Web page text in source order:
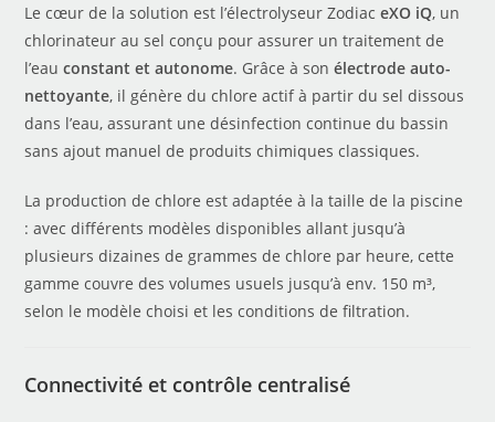
Le cœur de la solution est l’électrolyseur ZodiaceXO iQ, un
chlorinateur au sel conçu pour assurer un traitement de
l’eauconstant et autonome. Grâce à sonélectrode auto-
nettoyante, il génère du chlore actif à partir du sel dissous
dans l’eau, assurant une désinfection continue du bassin
sans ajout manuel de produits chimiques classiques.
La production de chlore est adaptée à la taille de la piscine
: avec différents modèles disponibles allant jusqu’à
plusieurs dizaines de grammes de chlore par heure, cette
gamme couvre des volumes usuels jusqu’à env. 150 m³,
selon le modèle choisi et les conditions de filtration.
Connectivité et contrôle centralisé